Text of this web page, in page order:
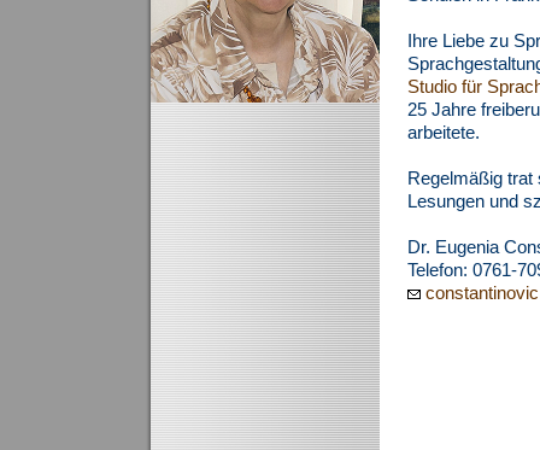
Ihre Liebe zu
Studio für
25 Jahre
arbeitete.
Regelmäßig trat
Lesungen und
Dr. Eugenia
Telefon: 0761-